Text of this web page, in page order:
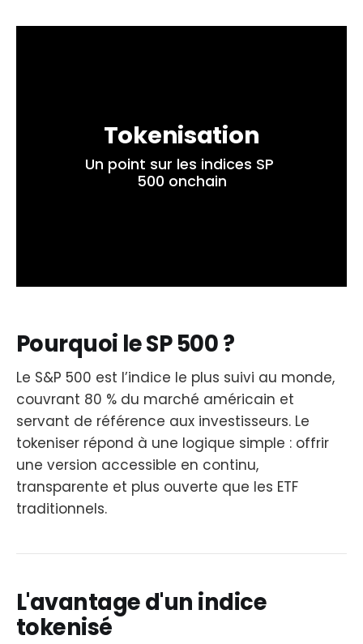
Tokenisation
Un point sur les indices SP
500 onchain
Pourquoi le SP 500 ?
Le S&P 500 est l’indice le plus suivi au monde,
couvrant 80 % du marché américain et
servant de référence aux investisseurs. Le
tokeniser répond à une logique simple : offrir
une version accessible en continu,
transparente et plus ouverte que les ETF
traditionnels.
L'avantage d'un indice
tokenisé